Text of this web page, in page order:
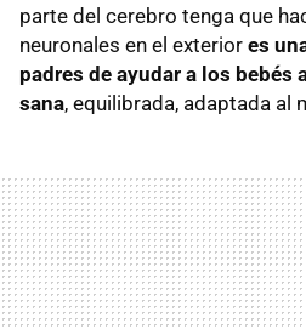
parte del cerebro tenga que
neuronales en el exterior es
padres de ayudar a los bebés
sana, equilibrada, adaptada al